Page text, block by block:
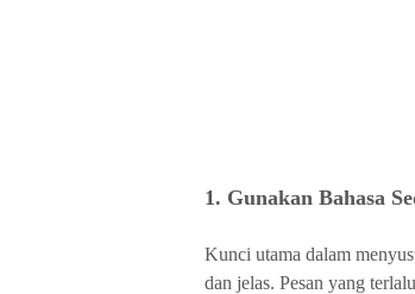
1. Gunakan Bahasa
Kunci utama dalam
dan jelas. Pesan yang